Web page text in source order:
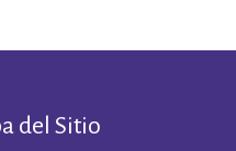
del Sitio